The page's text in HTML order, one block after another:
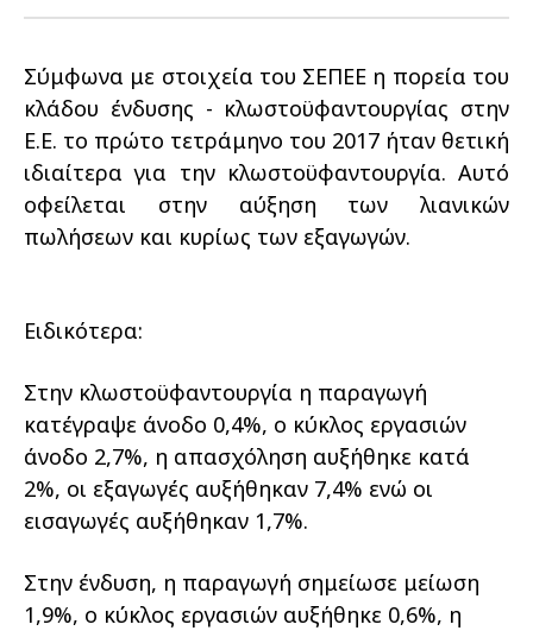
Εταιρική δομή
Καινοτομία
Εκδηλώσεις
Επικοινωνία
Πως θα μας βρείτε
ΑΚΟΛΟΥΘΗΣΤΕ ΜΑΣ
Συνέδρια
Πως θα μας βρείτε
ΑΚΟΛΟΥΘΗΣΤΕ ΜΑΣ
Συμβουλευτική στο χωράφι
Εκκόκκιση για λογαριασμό του
παραγωγού
Ιατρικές υπηρεσίες
Πως θα μας βρείτε
ΑΚΟΛΟΥΘΗΣΤΕ ΜΑΣ
Πως θα μας βρείτε
ΑΚΟΛΟΥΘΗΣΤΕ ΜΑΣ
Εταιρικά νέα
Πως θα μας βρείτε
ΑΚΟΛΟΥΘΗΣΤΕ ΜΑΣ
Πως θα μας βρείτε
ΑΚΟΛΟΥΘΗΣΤΕ ΜΑΣ
Σύμφωνα με στοιχεία του ΣΕΠΕΕ η πορεία του
κλάδου ένδυσης - κλωστοϋφαντουργίας στην
Ε.Ε. το πρώτο τετράμηνο του 2017 ήταν θετική
ιδιαίτερα για την κλωστοϋφαντουργία. Αυτό
οφείλεται στην αύξηση των λιανικών
πωλήσεων και κυρίως των εξαγωγών.
Ειδικότερα:
Στην κλωστοϋφαντουργία η παραγωγή
κατέγραψε άνοδο 0,4%, ο κύκλος εργασιών
άνοδο 2,7%, η απασχόληση αυξήθηκε κατά
2%, οι εξαγωγές αυξήθηκαν 7,4% ενώ οι
εισαγωγές αυξήθηκαν 1,7%.
Στην ένδυση, η παραγωγή σημείωσε μείωση
1,9%, ο κύκλος εργασιών αυξήθηκε 0,6%, η